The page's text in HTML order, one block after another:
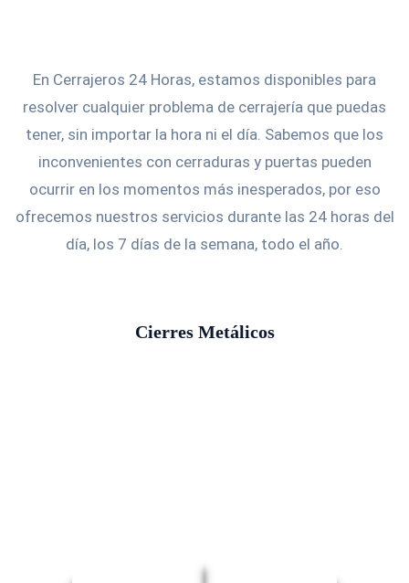
En Cerrajeros 24 Horas, estamos disponibles para
resolver cualquier problema de cerrajería que puedas
tener, sin importar la hora ni el día. Sabemos que los
inconvenientes con cerraduras y puertas pueden
ocurrir en los momentos más inesperados, por eso
ofrecemos nuestros servicios durante las 24 horas del
día, los 7 días de la semana, todo el año.
Cierres Metálicos